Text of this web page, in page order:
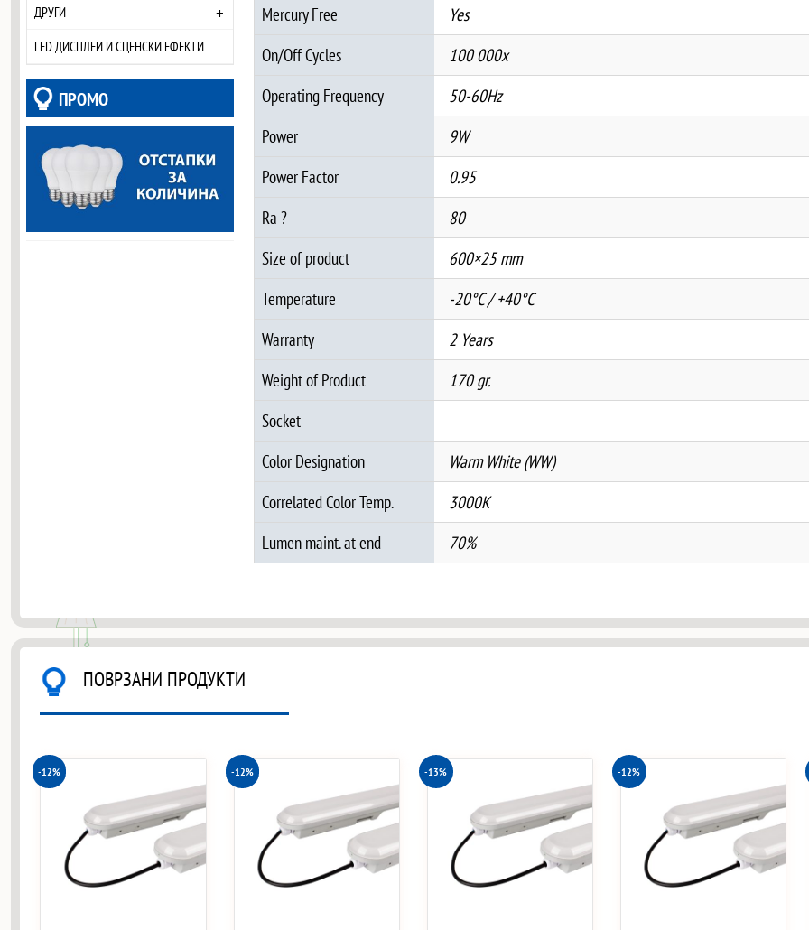
ДРУГИ +
LED ДИСПЛЕИ И СЦЕНСКИ ЕФЕКТИ
ПРОМО
Mercury Free
Yes
On/Off Cycles
100 000x
Operating Frequency
50-60Hz
Power
9W
Power Factor
0.95
Ra ?
80
Size of product
600×25 mm
Temperature
-20°C / +40°C
Warranty
2 Years
Weight of Product
170 gr.
Socket
Color Designation
Warm White (WW)
Correlated Color Temp.
3000K
Lumen maint. at end
70%
ПОВРЗАНИ ПРОДУКТИ
-12% -12% -13% -12%